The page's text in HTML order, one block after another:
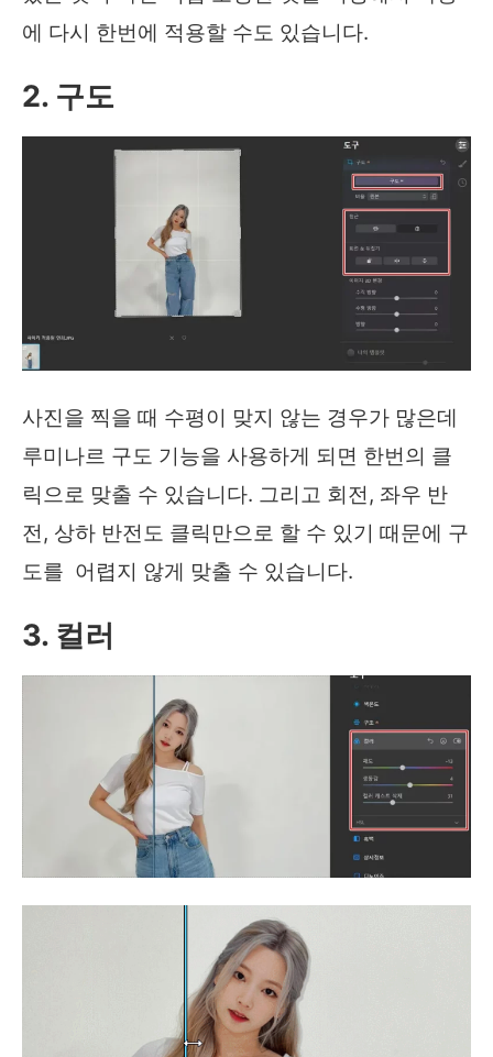
에 다시 한번에 적용할 수도 있습니다.
2. 구도
사진을 찍을 때 수평이 맞지 않는 경우가 많은데
루미나르 구도 기능을 사용하게 되면 한번의 클
릭으로 맞출 수 있습니다. 그리고 회전, 좌우 반
전, 상하 반전도 클릭만으로 할 수 있기 때문에 구
도를 어렵지 않게 맞출 수 있습니다.
3. 컬러